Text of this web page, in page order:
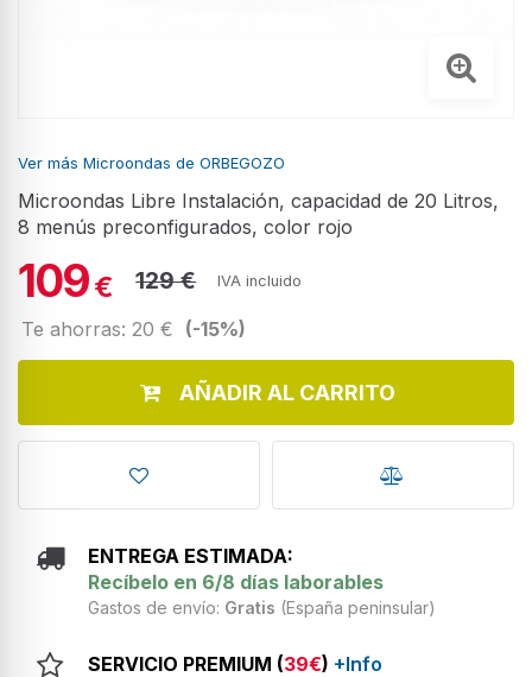
Ver más Microondas de ORBEGOZO
Microondas Libre Instalación, capacidad de 20 Litros,
8 menús preconfigurados, color rojo
109€ 129 € IVA incluido
Te ahorras: 20 € (-15%)
AÑADIR AL CARRITO
ENTREGA ESTIMADA:
Recíbelo en 6/8 días laborables
Gastos de envío: Gratis (España peninsular)
SERVICIO PREMIUM (39€) +Info